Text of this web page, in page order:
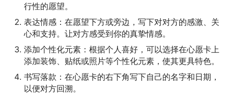
行性的愿望。
表达情感：在愿望下方或旁边，写下对对方的感激、关
心和支持。让对方感受到你的真挚情感。
添加个性化元素：根据个人喜好，可以选择在心愿卡上
添加装饰、贴纸或照片等个性化元素，使其更具特色。
书写落款：在心愿卡的右下角写下自己的名字和日期，
以便对方回溯。